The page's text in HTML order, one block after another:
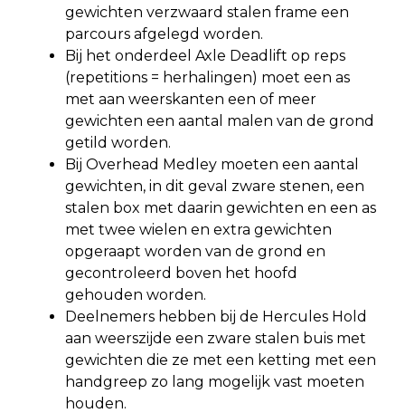
gewichten verzwaard stalen frame een
parcours afgelegd worden.
Bij het onderdeel Axle Deadlift op reps
(repetitions = herhalingen) moet een as
met aan weerskanten een of meer
gewichten een aantal malen van de grond
getild worden.
Bij Overhead Medley moeten een aantal
gewichten, in dit geval zware stenen, een
stalen box met daarin gewichten en een as
met twee wielen en extra gewichten
opgeraapt worden van de grond en
gecontroleerd boven het hoofd
gehouden worden.
Deelnemers hebben bij de Hercules Hold
aan weerszijde een zware stalen buis met
gewichten die ze met een ketting met een
handgreep zo lang mogelijk vast moeten
houden.